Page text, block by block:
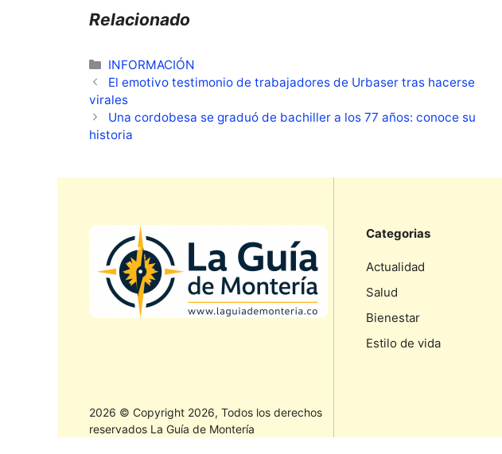
Relacionado
Categorías
INFORMACIÓN
El emotivo testimonio de trabajadores de Urbaser tras hacerse
virales
Una cordobesa se graduó de bachiller a los 77 años: conoce su
historia
Categorias
Actualidad
Salud
Bienestar
Estilo de vida
2026 © Copyright 2026, Todos los derechos
reservados La Guía de Montería